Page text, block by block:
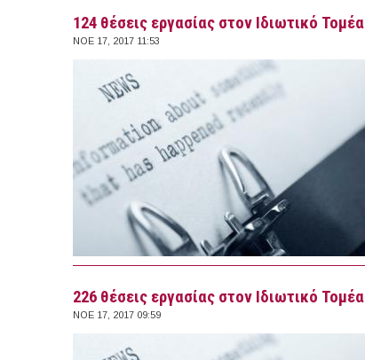
124 θέσεις εργασίας στον Ιδιωτικό
ΝΟΕ 17, 2017 11:53
226 θέσεις εργασίας στον Ιδιωτικό
ΝΟΕ 17, 2017 09:59